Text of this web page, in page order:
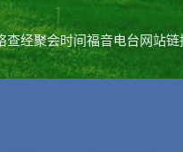
查经聚会时间福音电台网站链